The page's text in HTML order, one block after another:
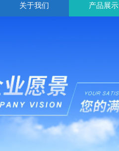
关于我们 产品展示